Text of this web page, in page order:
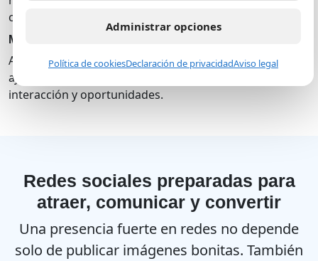
con la comunidad.
Medición y optimización
Analizamos resultados, identificamos aprendizajes y
ajustamos la estrategia para mejorar alcance,
interacción y oportunidades.
Redes sociales preparadas para
atraer, comunicar y convertir
Una presencia fuerte en redes no depende
solo de publicar imágenes bonitas. También
Administrar opciones
Política de cookiesDeclaración de privacidadAviso legal